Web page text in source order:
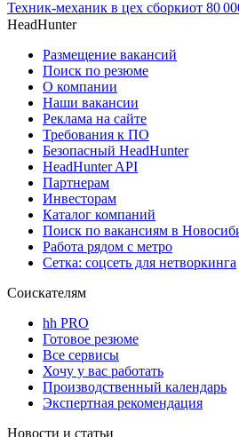
Техник-механик в цех сборкиот 80
HeadHunter
Размещение вакансий
Поиск по резюме
О компании
Наши вакансии
Реклама на сайте
Требования к ПО
Безопасный HeadHunter
HeadHunter API
Партнерам
Инвесторам
Каталог компаний
Поиск по вакансиям в
Работа рядом с метро
Сетка: соцсеть для нетворкинга
Соискателям
hh PRO
Готовое резюме
Все сервисы
Хочу у вас работать
Производственный календарь
Экспертная рекомендация
Новости и статьи